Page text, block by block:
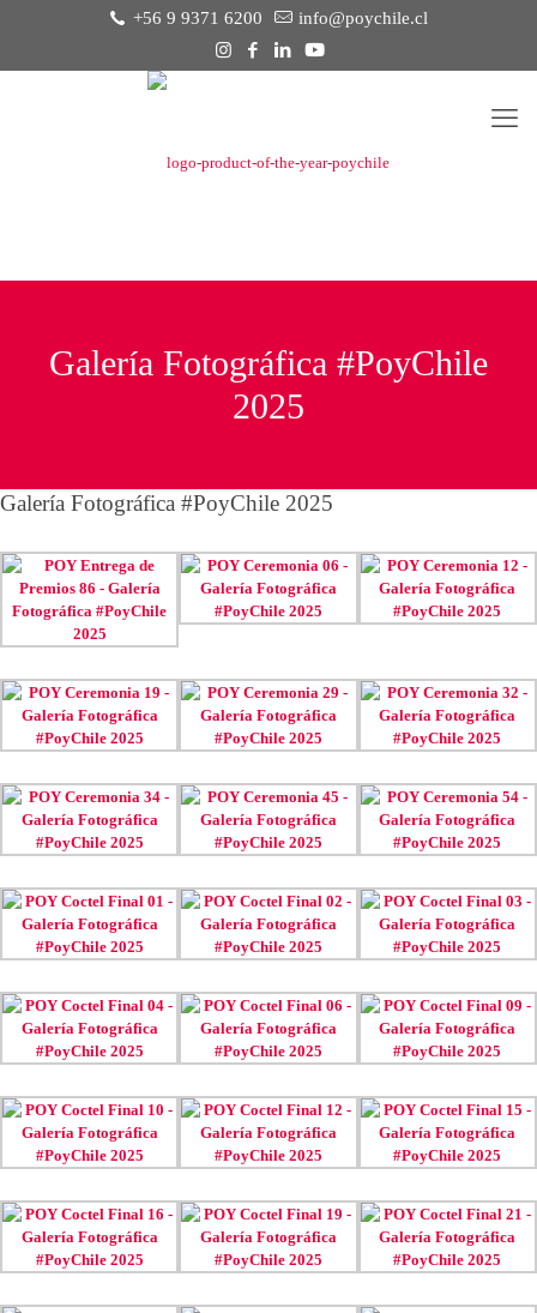
+56 9 9371 6200 info@poychile.cl
Galería Fotográfica #PoyChile
2025
Galería Fotográfica #PoyChile 2025